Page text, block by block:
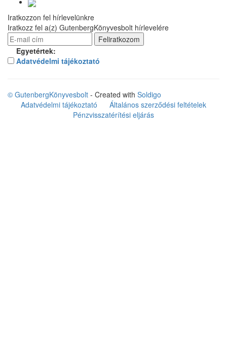
Iratkozzon fel hírlevelünkre
Iratkozz fel a(z) GutenbergKönyvesbolt hírlevelére
Egyetértek:
Adatvédelmi tájékoztató
© GutenbergKönyvesbolt - Created with Soldigo
Adatvédelmi tájékoztató
Általános szerződési feltételek
Pénzvisszatérítési eljárás